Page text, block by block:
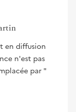
en diffusion
n'est pas
par "